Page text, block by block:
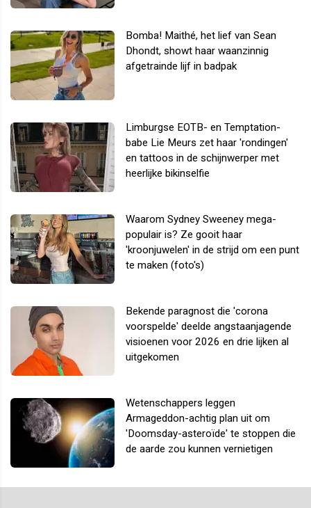
Bomba! Maithé, het lief van Sean
Dhondt, showt haar waanzinnig
afgetrainde lijf in badpak
Limburgse EOTB- en Temptation-
babe Lie Meurs zet haar 'rondingen'
en tattoos in de schijnwerper met
heerlijke bikinselfie
Waarom Sydney Sweeney mega-
populair is? Ze gooit haar
'kroonjuwelen' in de strijd om een punt
te maken (foto's)
Bekende paragnost die 'corona
voorspelde' deelde angstaanjagende
visioenen voor 2026 en drie lijken al
uitgekomen
Wetenschappers leggen
Armageddon-achtig plan uit om
'Doomsday-asteroïde' te stoppen die
de aarde zou kunnen vernietigen